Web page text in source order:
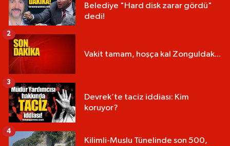
Belediye "Hard disk zarar gördü"
dedi!
Vakit tamam, hoşça kal Zonguldak...
2
Devrek’te taciz iddiası: Kim
koruyor?
3
Kilimli-Muslu Tünelinde son 500,
4